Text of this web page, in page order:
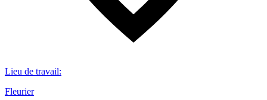
Lieu de travail:
Fleurier